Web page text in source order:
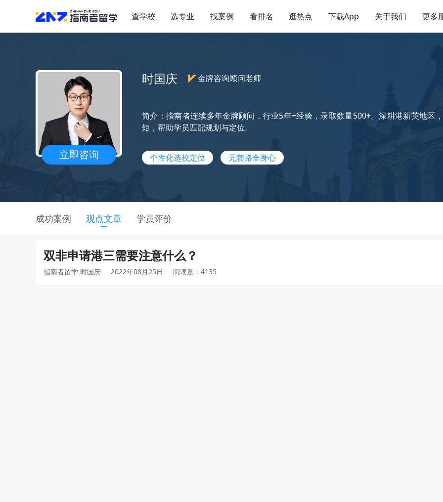
查学校 选专业 找案例 看排名 逛热点 下载App 关于我们 更多
立即咨询
时国庆 金牌咨询顾问老师
简介：指南者连续多年金牌顾问，行业5年+经验，录取数量500+。深耕港新英地区
短，帮助学员匹配规划与定位。
个性化选校定位 无套路全身心
成功案例 观点文章 学员评价
双非申请港三需要注意什么？
指南者留学 时国庆 2022年08月25日 阅读量：4135